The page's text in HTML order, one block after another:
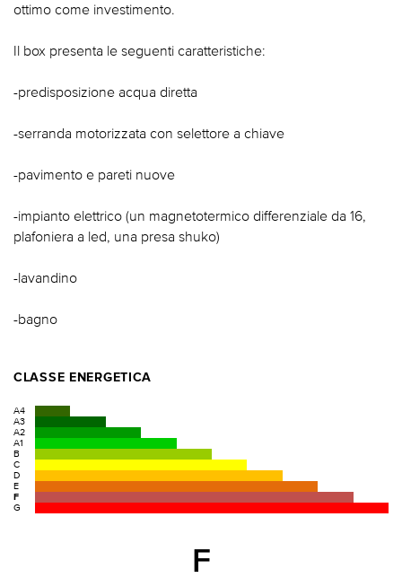
ottimo come investimento.
Il box presenta le seguenti caratteristiche:
-predisposizione acqua diretta
-serranda motorizzata con selettore a chiave
-pavimento e pareti nuove
-impianto elettrico (un magnetotermico differenziale da 16,
plafoniera a led, una presa shuko)
-lavandino
-bagno
CLASSE ENERGETICA
A4
A3
A2
A1
B
C
D
E
F
G
F